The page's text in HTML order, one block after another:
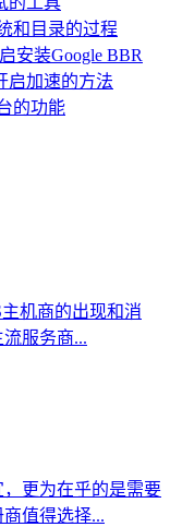
和目录的过程
安装Google BBR
启加速的方法
的功能
机商的出现和消
服务商...
更为在乎的是需要
值得选择...